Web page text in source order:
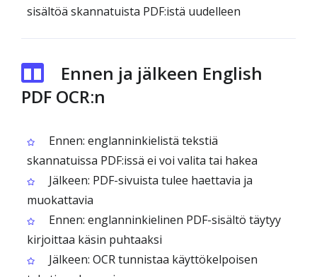
sisältöä skannatuista PDF:istä uudelleen
Ennen ja jälkeen English
PDF OCR:n
Ennen: englanninkielistä tekstiä
skannatuissa PDF:issä ei voi valita tai hakea
Jälkeen: PDF-sivuista tulee haettavia ja
muokattavia
Ennen: englanninkielinen PDF-sisältö täytyy
kirjoittaa käsin puhtaaksi
Jälkeen: OCR tunnistaa käyttökelpoisen